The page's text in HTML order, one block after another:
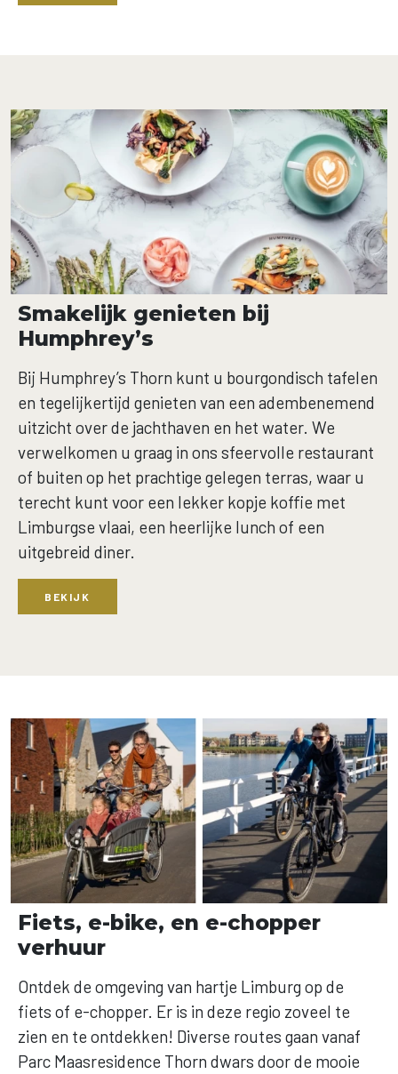
Smakelijk genieten bij
Humphrey’s
Bij Humphrey’s Thorn kunt u bourgondisch tafelen
en tegelijkertijd genieten van een adembenemend
uitzicht over de jachthaven en het water. We
verwelkomen u graag in ons sfeervolle restaurant
of buiten op het prachtige gelegen terras, waar u
terecht kunt voor een lekker kopje koffie met
Limburgse vlaai, een heerlijke lunch of een
uitgebreid diner.
BEKIJK
Fiets, e-bike, en e-chopper
verhuur
Ontdek de omgeving van hartje Limburg op de
fiets of e-chopper. Er is in deze regio zoveel te
zien en te ontdekken! Diverse routes gaan vanaf
Parc Maasresidence Thorn dwars door de mooie